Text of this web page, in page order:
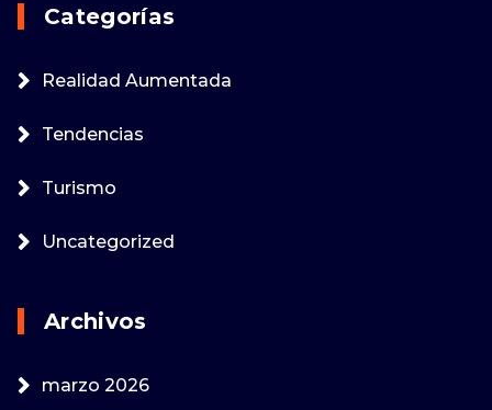
Categorías
Realidad Aumentada
Tendencias
Turismo
Uncategorized
Archivos
marzo 2026